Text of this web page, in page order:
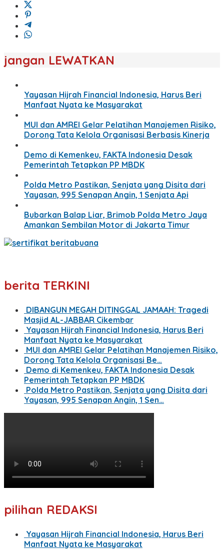
jangan LEWATKAN
Yayasan Hijrah Financial Indonesia, Harus Beri
Manfaat Nyata ke Masyarakat
MUI dan AMREI Gelar Pelatihan Manajemen Risiko,
Dorong Tata Kelola Organisasi Berbasis Kinerja
Demo di Kemenkeu, FAKTA Indonesia Desak
Pemerintah Tetapkan PP MBDK
Polda Metro Pastikan, Senjata yang Disita dari
Yayasan, 995 Senapan Angin, 1 Senjata Api
Bubarkan Balap Liar, Brimob Polda Metro Jaya
Amankan Sembilan Motor di Jakarta Timur
berita TERKINI
DIBANGUN MEGAH DITINGGAL JAMAAH: Tragedi
Masjid AL-JABBAR Cikembar
Yayasan Hijrah Financial Indonesia, Harus Beri
Manfaat Nyata ke Masyarakat
MUI dan AMREI Gelar Pelatihan Manajemen Risiko,
Dorong Tata Kelola Organisasi Be…
Demo di Kemenkeu, FAKTA Indonesia Desak
Pemerintah Tetapkan PP MBDK
Polda Metro Pastikan, Senjata yang Disita dari
Yayasan, 995 Senapan Angin, 1 Sen…
pilihan REDAKSI
Yayasan Hijrah Financial Indonesia, Harus Beri
Manfaat Nyata ke Masyarakat